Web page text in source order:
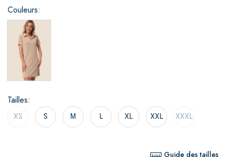
Couleurs
Tailles
XS S M L XL XXL XXXL
Guide des tailles